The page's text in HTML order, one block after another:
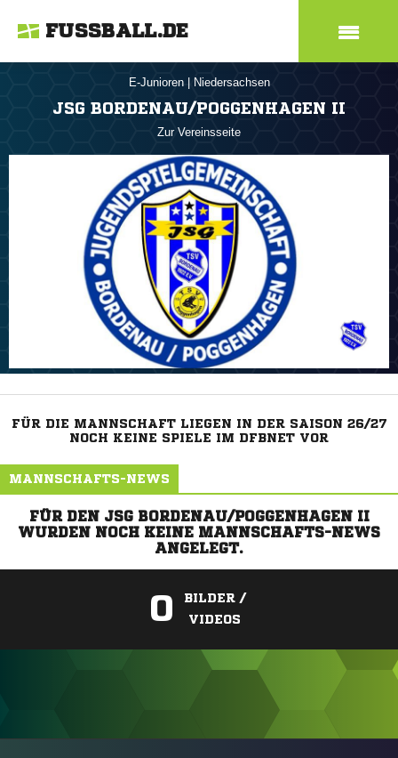
FUSSBALL.DE
E-Junioren Niedersachsen
JSG BORDENAU/POGGENHAGEN II
Zur Vereinsseite
FÜR DIE MANNSCHAFT LIEGEN IN DER SAISON 26/27
NOCH KEINE SPIELE IM DFBNET VOR
MANNSCHAFTS-NEWS
FÜR DEN JSG BORDENAU/POGGENHAGEN II
WURDEN NOCH KEINE MANNSCHAFTS-NEWS
ANGELEGT.
0
BILDER /
VIDEOS